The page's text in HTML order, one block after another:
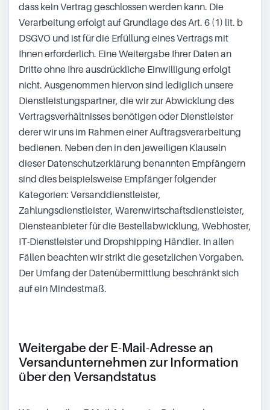
dass kein Vertrag geschlossen werden kann. Die
Verarbeitung erfolgt auf Grundlage des Art. 6 (1) lit. b
DSGVO und ist für die Erfüllung eines Vertrags mit
Ihnen erforderlich. Eine Weitergabe Ihrer Daten an
Dritte ohne Ihre ausdrückliche Einwilligung erfolgt
nicht. Ausgenommen hiervon sind lediglich unsere
Dienstleistungspartner, die wir zur Abwicklung des
Vertragsverhältnisses benötigen oder Dienstleister
derer wir uns im Rahmen einer Auftragsverarbeitung
bedienen. Neben den in den jeweiligen Klauseln
dieser Datenschutzerklärung benannten Empfängern
sind dies beispielsweise Empfänger folgender
Kategorien: Versanddienstleister,
Zahlungsdienstleister, Warenwirtschaftsdienstleister,
Diensteanbieter für die Bestellabwicklung, Webhoster,
IT-Dienstleister und Dropshipping Händler. In allen
Fällen beachten wir strikt die gesetzlichen Vorgaben.
Der Umfang der Datenübermittlung beschränkt sich
auf ein Mindestmaß.
Weitergabe der E-Mail-Adresse an
Versandunternehmen zur Information
über den Versandstatus